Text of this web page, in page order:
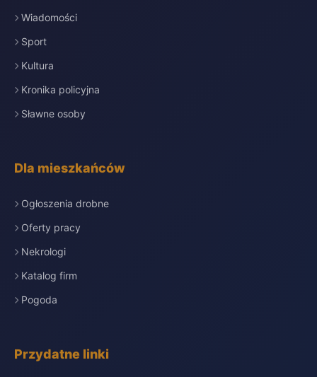
Wiadomości
Sport
Kultura
Kronika policyjna
Sławne osoby
Dla mieszkańców
Ogłoszenia drobne
Oferty pracy
Nekrologi
Katalog firm
Pogoda
Przydatne linki